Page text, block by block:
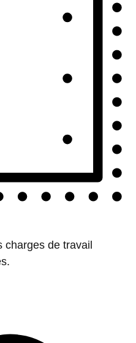
de travail